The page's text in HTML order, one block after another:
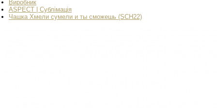
Виробник
ASPECT | Сублімація
Чашка Хмели сумели и ты сможешь (SCH22)